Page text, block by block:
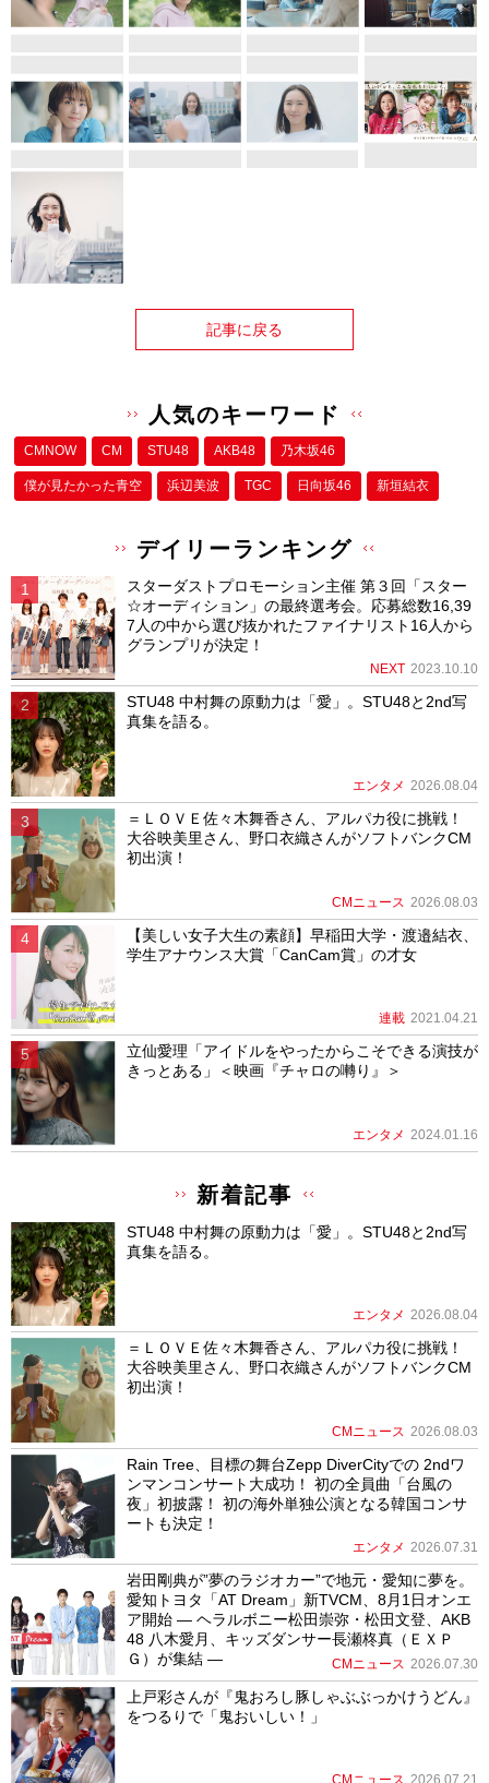
記事に戻る
人気のキーワード
CMNOW CM STU48 AKB48 乃木坂46
僕が⾒たかった⻘空 浜辺美波 TGC 日向坂46 新垣結衣
デイリーランキング
スターダストプロモーション主催 第３回「スター
☆オーディション」の最終選考会。応募総数16,39
7人の中から選び抜かれたファイナリスト16人から
グランプリが決定！
NEXT 2023.10.10
STU48 中村舞の原動力は「愛」。STU48と2nd写
真集を語る。
エンタメ 2026.08.04
＝ＬＯＶＥ佐々木舞香さん、アルパカ役に挑戦！
大谷映美里さん、野口衣織さんがソフトバンクCM
初出演！
CMニュース 2026.08.03
【美しい女子大生の素顔】早稲田大学・渡邉結衣、
学生アナウンス大賞「CanCam賞」の才女
連載 2021.04.21
立仙愛理「アイドルをやったからこそできる演技が
きっとある」＜映画『チャロの囀り』＞
エンタメ 2024.01.16
新着記事
STU48 中村舞の原動力は「愛」。STU48と2nd写
真集を語る。
エンタメ 2026.08.04
＝ＬＯＶＥ佐々木舞香さん、アルパカ役に挑戦！
大谷映美里さん、野口衣織さんがソフトバンクCM
初出演！
CMニュース 2026.08.03
Rain Tree、目標の舞台Zepp DiverCityでの 2ndワ
ンマンコンサート大成功！ 初の全員曲「台風の
夜」初披露！ 初の海外単独公演となる韓国コンサ
ートも決定！
エンタメ 2026.07.31
岩田剛典が”夢のラジオカー”で地元・愛知に夢を。
愛知トヨタ「AT Dream」新TVCM、8月1日オンエ
ア開始 ― ヘラルボニー松田崇弥・松田文登、AKB
48 八木愛月、キッズダンサー長瀬柊真（ＥＸＰ
Ｇ）が集結 ―
CMニュース 2026.07.30
上戸彩さんが『鬼おろし豚しゃぶぶっかけうどん』
をつるりで「鬼おいしい！」